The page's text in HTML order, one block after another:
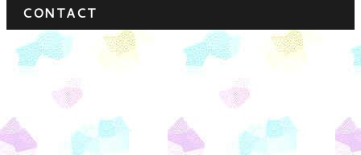
CONTACT